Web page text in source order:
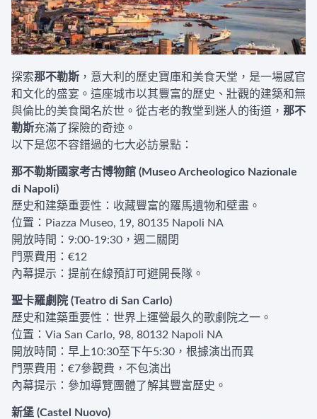
探索那不勒斯 ，意大利的歷史寶庫和美食天堂，是一場感官
和文化的盛宴。這座城市以其豐富的歷史、壯觀的建築和無
與倫比的美食聞名於世。從古老的教堂到迷人的街道， 那不
勒斯充滿了探險的奇迹。
以下是您不容錯過的七大必訪景點：
那不勒斯國家考古博物館 (Museo Archeologico Nazionale
di Napoli)
歷史和建築重要性：收藏豐富的羅馬遺物和壁畫。
位置：Piazza Museo, 19, 80135 Napoli NA
開放時間：9:00-19:30，週二關閉
門票費用：€12
內幕提示：提前在線預訂可避開長隊。
聖卡羅劇院 (Teatro di San Carlo)
歷史和建築重要性：世界上運營最久的歌劇院之一。
位置：Via San Carlo, 98, 80132 Napoli NA
開放時間：早上10:30至下午5:30，根據演出而異
門票費用：€7參觀費，不包演出
內幕提示：參加導覽團體了解其豐富歷史。
新堡 (Castel Nuovo)